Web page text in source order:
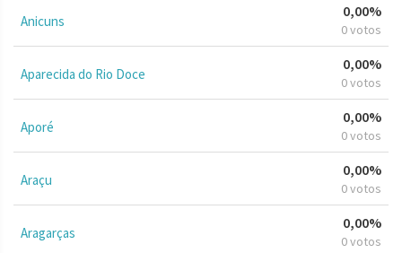
Anicuns
0,00%
0 votos
Aparecida do Rio Doce
0,00%
0 votos
Aporé
0,00%
0 votos
Araçu
0,00%
0 votos
Aragarças
0,00%
0 votos